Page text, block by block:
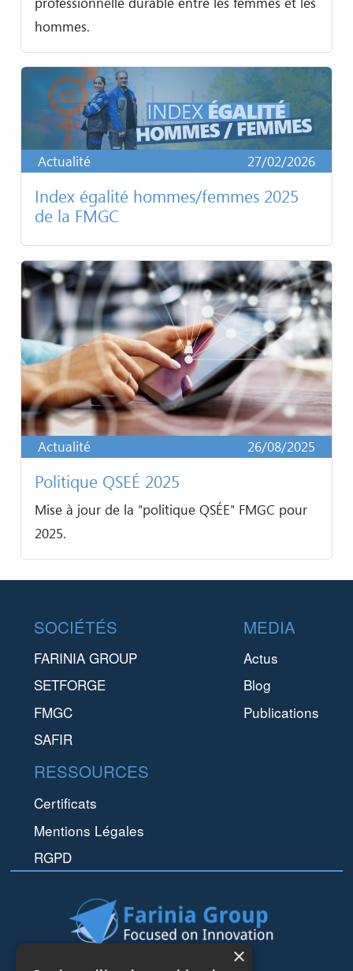
hommes.
Actualité 27/02/2026
Index égalité hommes/femmes 2025
de la FMGC
Actualité 26/08/2025
Politique QSEÉ 2025
Mise à jour de la "politique QSÉE" FMGC pour
2025.
Footer
SOCIÉTÉS
FARINIA GROUP
SETFORGE
FMGC
SAFIR
MEDIA
Actus
Blog
Publications
RESSOURCES
Certificats
Mentions Légales
RGPD
×